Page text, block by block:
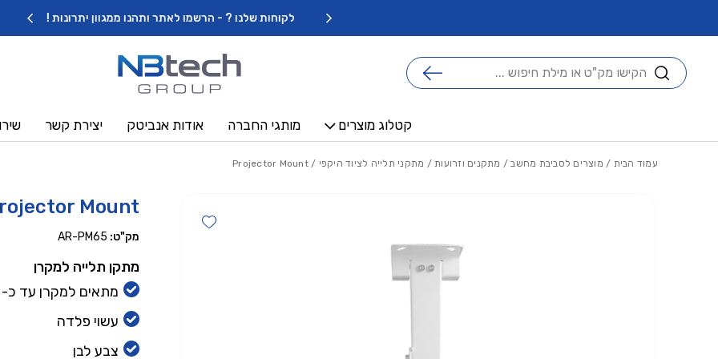
לקוחות שלנו ? - הרשמו לאתר ותהנו ממגוון יתרונות !
חיפוש
קטלוג מוצרים מותגי החברה אודות אנביטק יצירת קשר
עמוד הבית / מוצרים לסביבת מחשב/ מתקנים וזרועות/ מתקני תלייה לציוד היקפי / Projector Mount
Mount
מק"ט: AR-PM65
מתקן תלייה למקרן
מתאים למקרן עד כ- 15 ק”ג
עשוי פלדה
צבע לבן
Add wishlist